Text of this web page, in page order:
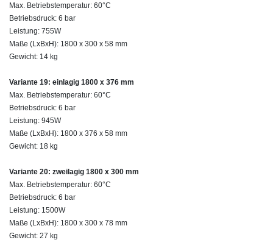
Max. Betriebstemperatur: 60°C
Betriebsdruck: 6 bar
Leistung: 755W
Maße (LxBxH): 1800 x 300 x 58 mm
Gewicht: 14 kg
Variante 19: einlagig 1800 x 376 mm
Max. Betriebstemperatur: 60°C
Betriebsdruck: 6 bar
Leistung: 945W
Maße (LxBxH): 1800 x 376 x 58 mm
Gewicht: 18 kg
Variante 20: zweilagig 1800 x 300 mm
Max. Betriebstemperatur: 60°C
Betriebsdruck: 6 bar
Leistung: 1500W
Maße (LxBxH): 1800 x 300 x 78 mm
Gewicht: 27 kg